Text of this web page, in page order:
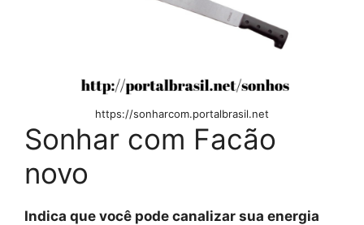
https://sonharcom.portalbrasil.net
Sonhar com Facão
novo
Indica que você pode canalizar sua energia